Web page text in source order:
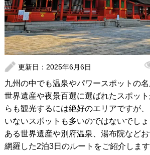
更新日： 2025年6月6日
九州の中でも温泉やパワースポットの名
世界遺産や夜景百選に選ばれたスポッ
らも観光するには絶好のエリアですが
いないスポットも多いのではないでし
ある世界遺産や別府温泉、湯布院など
網羅した2泊3日のルートをご紹介します